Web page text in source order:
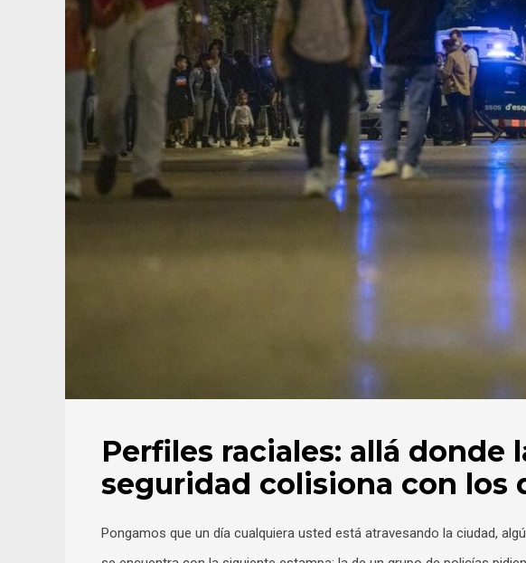
Perfiles raciales: allá donde
seguridad colisiona con los
Pongamos que un día cualquiera usted está atravesando la ciudad,